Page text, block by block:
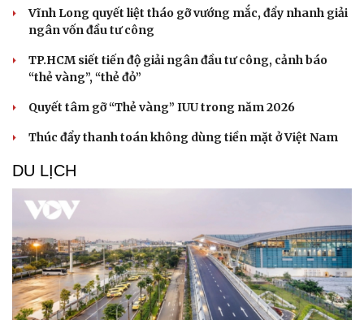
Nam khoa
Làm đẹp - giảm cân
Phòng mạch online
Ăn sạch sống khỏe
Vĩnh Long quyết liệt tháo gỡ vướng mắc, đẩy nhanh giải
ngân vốn đầu tư công
TP.HCM siết tiến độ giải ngân đầu tư công, cảnh báo
“thẻ vàng”, “thẻ đỏ”
Quyết tâm gỡ “Thẻ vàng” IUU trong năm 2026
Thúc đẩy thanh toán không dùng tiền mặt ở Việt Nam
DU LỊCH